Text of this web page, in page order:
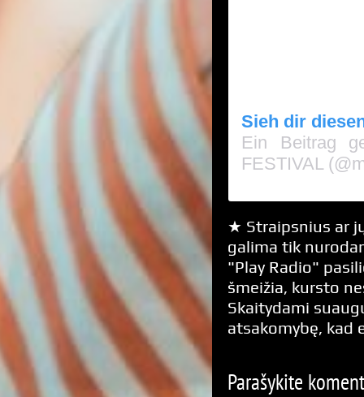
Sieh dir
Ein Beitrag
FESTIVAL
★ Straipsnius ar
galima tik
"Play Radio"
šmeižia, kursto
Skaitydami
atsakomybę, kad
Parašykite